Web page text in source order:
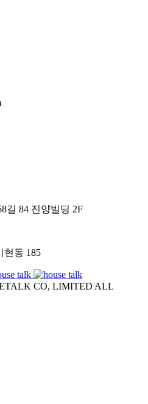
길 84 진양빌딩 2F
현동 185
CO, LIMITED ALL